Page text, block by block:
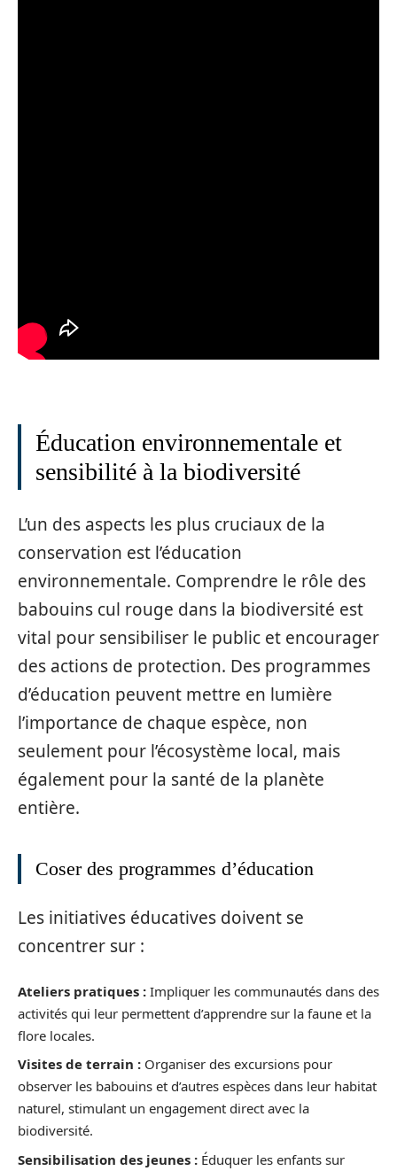
Éducation environnementale et
sensibilité à la biodiversité
L’un des aspects les plus cruciaux de la
conservation est l’éducation
environnementale. Comprendre le rôle des
babouins cul rouge dans la biodiversité est
vital pour sensibiliser le public et encourager
des actions de protection. Des programmes
d’éducation peuvent mettre en lumière
l’importance de chaque espèce, non
seulement pour l’écosystème local, mais
également pour la santé de la planète
entière.
Coser des programmes d’éducation
Les initiatives éducatives doivent se
concentrer sur :
Ateliers pratiques : Impliquer les communautés dans des
activités qui leur permettent d’apprendre sur la faune et la
flore locales.
Visites de terrain : Organiser des excursions pour
observer les babouins et d’autres espèces dans leur habitat
naturel, stimulant un engagement direct avec la
biodiversité.
Sensibilisation des jeunes : Éduquer les enfants sur